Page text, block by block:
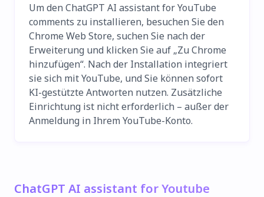
Um den ChatGPT AI assistant for YouTube
comments zu installieren, besuchen Sie den
Chrome Web Store, suchen Sie nach der
Erweiterung und klicken Sie auf „Zu Chrome
hinzufügen“. Nach der Installation integriert
sie sich mit YouTube, und Sie können sofort
KI-gestützte Antworten nutzen. Zusätzliche
Einrichtung ist nicht erforderlich – außer der
Anmeldung in Ihrem YouTube-Konto.
ChatGPT AI assistant for Youtube